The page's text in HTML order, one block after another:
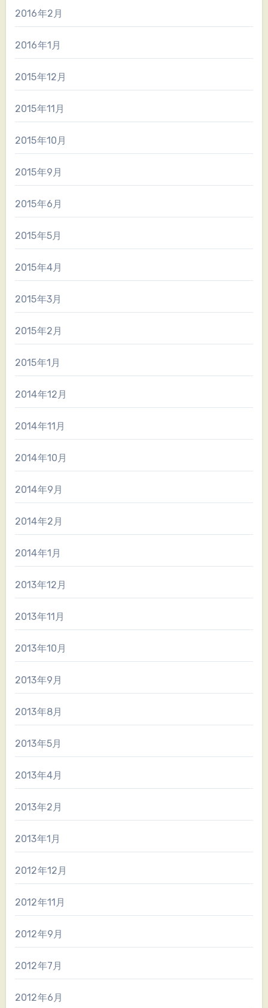
2016年2月
2016年1月
2015年12月
2015年11月
2015年10月
2015年9月
2015年6月
2015年5月
2015年4月
2015年3月
2015年2月
2015年1月
2014年12月
2014年11月
2014年10月
2014年9月
2014年2月
2014年1月
2013年12月
2013年11月
2013年10月
2013年9月
2013年8月
2013年5月
2013年4月
2013年2月
2013年1月
2012年12月
2012年11月
2012年9月
2012年7月
2012年6月